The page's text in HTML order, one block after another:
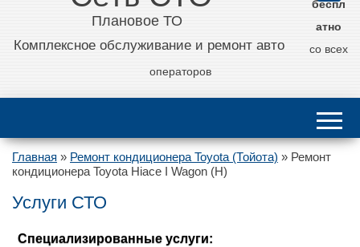
Плановое ТО
Комплексное обслуживание и ремонт авто
беспл
атно
со всех
операторов
Главная » Ремонт кондиционера Toyota (Тойота) » Ремонт
кондиционера Toyota Hiace I Wagon (H)
Услуги СТО
Специализированные услуги: